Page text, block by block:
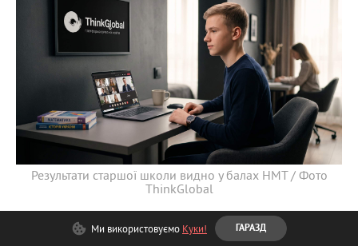
Результати старшої школи видно у балах НМТ / Фото
ThinkGlobal
За цими цифрами – звичайна арифметика часу.
Ми використовуємо Куки! ГАРАЗД